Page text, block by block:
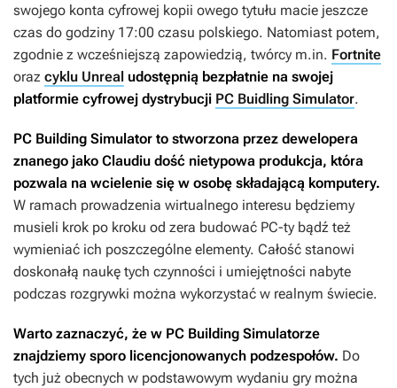
swojego konta cyfrowej kopii owego tytułu macie jeszcze
czas do godziny 17:00 czasu polskiego. Natomiast potem,
zgodnie z wcześniejszą zapowiedzią, twórcy m.in. Fortnite
oraz cyklu Unreal udostępnią bezpłatnie na swojej
platformie cyfrowej dystrybucji PC Buidling Simulator.
PC Building Simulator to stworzona przez dewelopera
znanego jako Claudiu dość nietypowa produkcja, która
pozwala na wcielenie się w osobę składającą komputery.
W ramach prowadzenia wirtualnego interesu będziemy
musieli krok po kroku od zera budować PC-ty bądź też
wymieniać ich poszczególne elementy. Całość stanowi
doskonałą naukę tych czynności i umiejętności nabyte
podczas rozgrywki można wykorzystać w realnym świecie.
Warto zaznaczyć, że w PC Building Simulatorze
znajdziemy sporo licencjonowanych podzespołów. Do
tych już obecnych w podstawowym wydaniu gry można